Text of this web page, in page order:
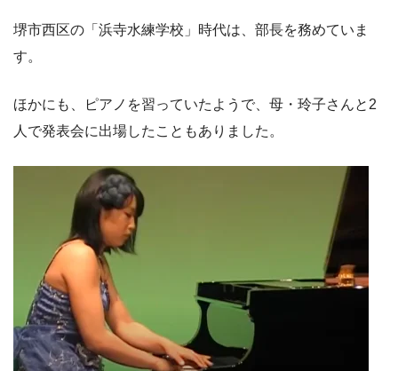
堺市西区の「浜寺水練学校」時代は、部長を務めていま
す。
ほかにも、ピアノを習っていたようで、母・玲子さんと2
人で発表会に出場したこともありました。